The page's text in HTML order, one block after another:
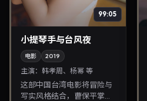
99:05
小提琴手与台风夜
电影 2019
主演： 韩孝周、杨幂 等
这部中国台湾电影将冒险与
写实风格结合，曹保平掌